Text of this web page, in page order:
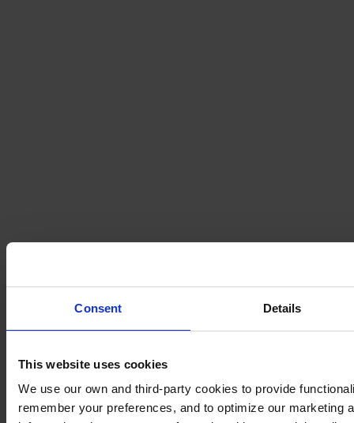
Consent Details
This website uses cookies
We use our own and third-party cookies to provide
remember your preferences, and to optimize our marketing